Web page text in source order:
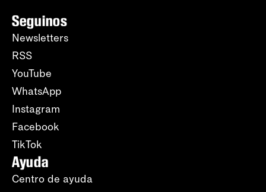
Seguinos
Newsletters
RSS
YouTube
WhatsApp
Instagram
Facebook
TikTok
Ayuda
Centro de ayuda